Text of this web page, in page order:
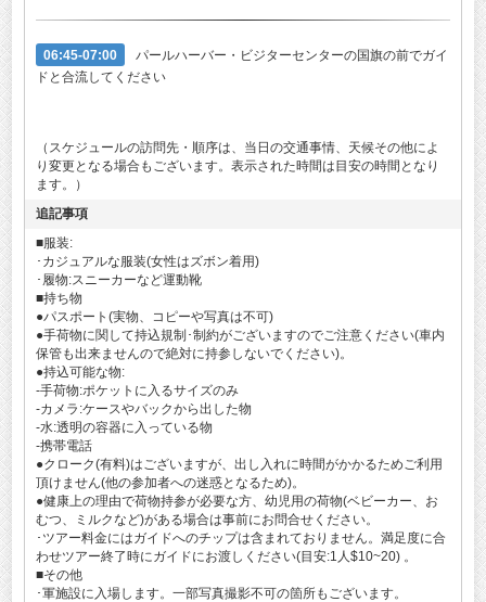
06:45-07:00
パールハーバー・ビジターセンターの国旗の前でガイ
ドと合流してください
（スケジュールの訪問先・順序は、当日の交通事情、天候その他によ
り変更となる場合もございます。表示された時間は目安の時間となり
ます。）
追記事項
■服装:
･カジュアルな服装(女性はズボン着用)
･履物:スニーカーなど運動靴
■持ち物
●パスポート(実物、コピーや写真は不可)
●手荷物に関して持込規制･制約がございますのでご注意ください(車内
保管も出来ませんので絶対に持参しないでください)。
●持込可能な物:
-手荷物:ポケットに入るサイズのみ
-カメラ:ケースやバックから出した物
-水:透明の容器に入っている物
-携帯電話
●クローク(有料)はございますが、出し入れに時間がかかるためご利用
頂けません(他の参加者への迷惑となるため)。
●健康上の理由で荷物持参が必要な方、幼児用の荷物(ベビーカー、お
むつ、ミルクなど)がある場合は事前にお問合せください。
･ツアー料金にはガイドへのチップは含まれておりません。満足度に合
わせツアー終了時にガイドにお渡しください(目安:1人$10~20) 。
■その他
･軍施設に入場します。一部写真撮影不可の箇所もございます。